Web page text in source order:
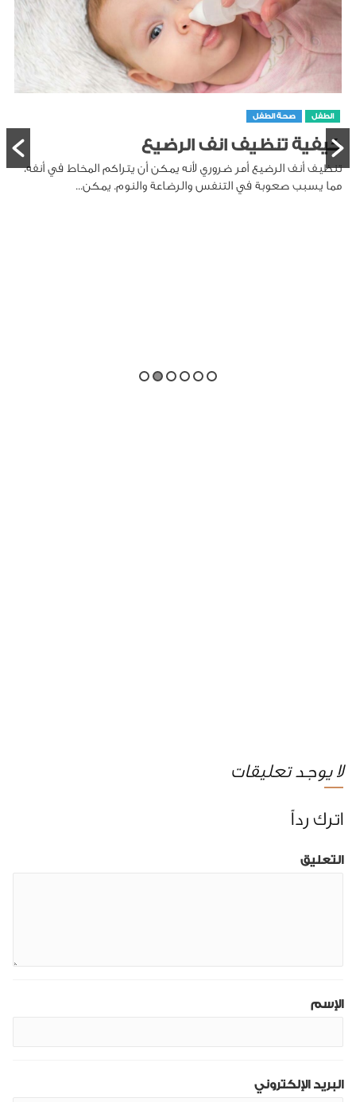
الطفل صحة الطفل
كيفية تنظيف انف الرضيع
تنظيف أنف الرضيع أمر ضروري لأنه يمكن أن يتراكم المخاط في أنفه،
مما يسبب صعوبة في التنفس والرضاعة والنوم. يمكن...
لا يوجد تعليقات
اترك رداً
التعليق
الإسم
البريد الإلكتروني